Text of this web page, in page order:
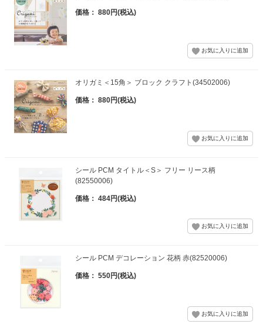
価格： 880円(税込)
オリガミ＜15角＞ ブロック クラフト(34502006)
価格： 880円(税込)
シール PCM タイトル＜S＞ フリー リース柄
(82550006)
価格： 484円(税込)
シール PCM デコレーション 花柄 赤(82520006)
価格： 550円(税込)